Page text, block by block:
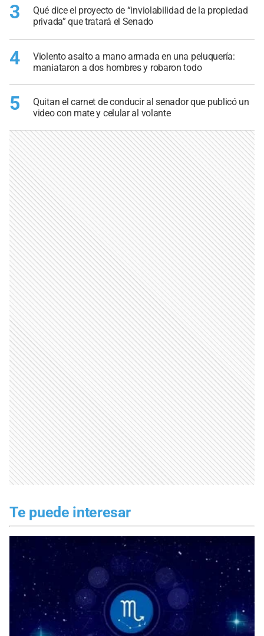
3
Qué dice el proyecto de “inviolabilidad de la propiedad
privada” que tratará el Senado
4
Violento asalto a mano armada en una peluquería:
maniataron a dos hombres y robaron todo
5
Quitan el carnet de conducir al senador que publicó un
video con mate y celular al volante
Te puede interesar